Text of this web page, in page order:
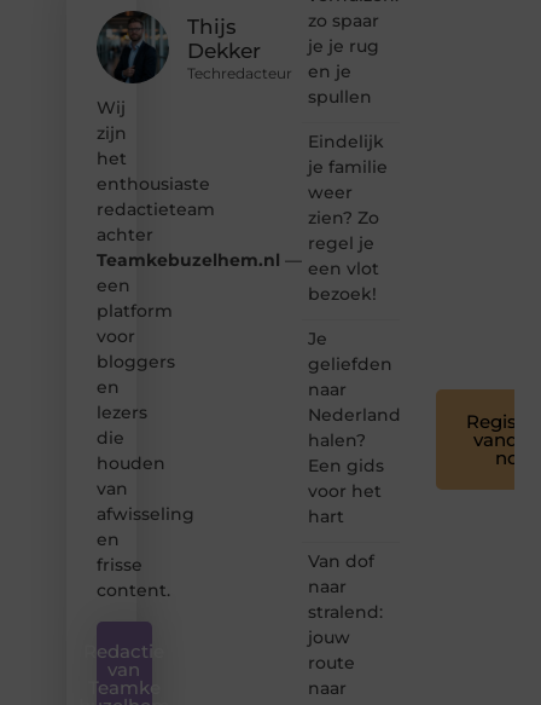
Thijs
Dekker
Techredacteur
Wij
zijn
het
enthousiaste
redactieteam
achter
Teamkebuzelhem.nl —
een
platform
voor
bloggers
en
lezers
die
houden
van
afwisseling
en
frisse
content.
Redactie
van
Teamke
zo spaar
je je rug
en je
spullen
Eindelijk
je familie
weer
zien? Zo
regel je
een vlot
bezoek!
Je
geliefden
naar
Nederland
halen?
Een gids
voor het
hart
Van dof
naar
stralend:
jouw
route
naar
nog